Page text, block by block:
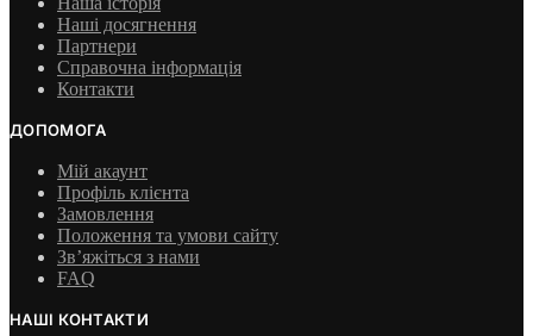
Наші досягнення
Партнери
Справочна інформація
Контакти
ДОПОМОГА
Мій акаунт
Профіль клієнта
Замовлення
Положення та умови сайту
Зв’яжіться з нами
FAQ
НАШІ КОНТАКТИ